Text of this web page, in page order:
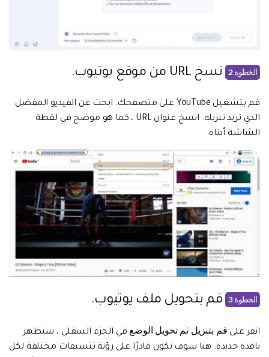
الخطوة 2 نسخ URL من موقع يوتيوب.
قم بتشغيل YouTube على متصفحك. ابحث عن الفيديو المفضل
الذي تريد تنزيله. انسخ عنوان URL ، كما هو موضح في لقطة
الشاشة أدناه.
الخطوة 3 قم بتحويل ملف يوتيوب.
انقر على قم بتنزيل ثم تحويل الوضع في الجزء السفلي ، ستظهر
نافذة جديدة. هنا سوف تكون قادرًا على رؤية تنسيقات مختلفة لكل